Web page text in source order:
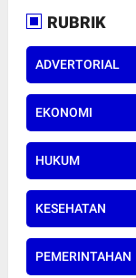
RUBRIK
ADVERTORIAL
EKONOMI
HUKUM
KESEHATAN
PEMERINTAHAN